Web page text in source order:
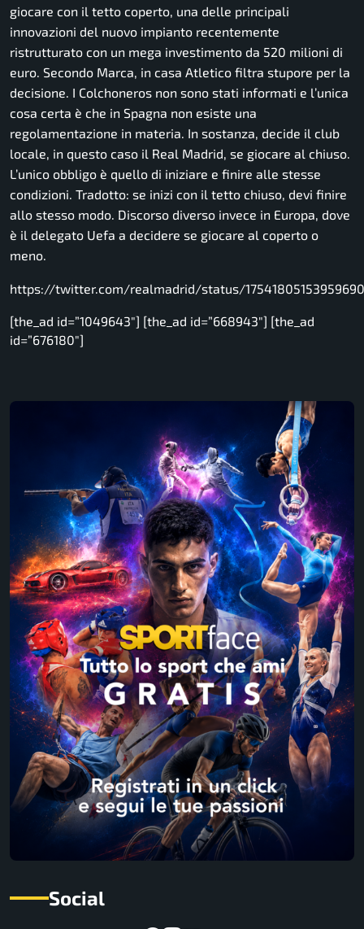
giocare con il tetto coperto, una delle principali
innovazioni del nuovo impianto recentemente
ristrutturato con un mega investimento da 520 milioni di
euro. Secondo Marca, in casa Atletico filtra stupore per la
decisione. I Colchoneros non sono stati informati e l’unica
cosa certa è che in Spagna non esiste una
regolamentazione in materia. In sostanza, decide il club
locale, in questo caso il Real Madrid, se giocare al chiuso.
L’unico obbligo è quello di iniziare e finire alle stesse
condizioni. Tradotto: se inizi con il tetto chiuso, devi finire
allo stesso modo. Discorso diverso invece in Europa, dove
è il delegato Uefa a decidere se giocare al coperto o
meno.
https://twitter.com/realmadrid/status/
[the_ad id=”1049643″] [the_ad id=”668943″] [the_ad
id=”676180″]
Social